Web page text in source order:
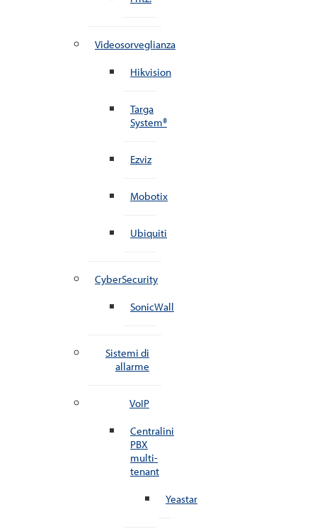
Videosorveglianza
Hikvision
Targa
System®
Ezviz
Mobotix
Ubiquiti
CyberSecurity
SonicWall
Sistemi di
allarme
VoIP
Centralini
PBX
multi-
tenant
Yeastar